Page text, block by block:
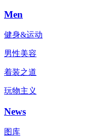
Men
健身&运动
男性美容
着装之道
玩物主义
News
图库